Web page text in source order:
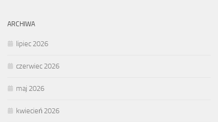
ARCHIWA
lipiec 2026
czerwiec 2026
maj 2026
kwiecień 2026